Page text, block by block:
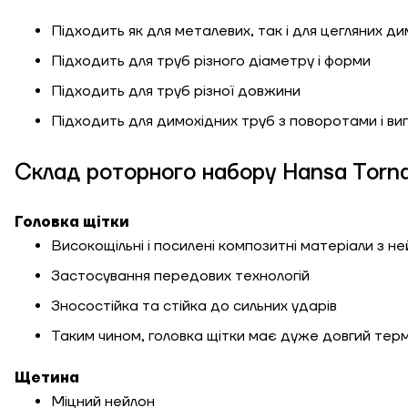
Підходить як для металевих, так і для цегляних
Підходить для труб різного діаметру і форми
Підходить для труб різної довжини
Підходить для димохідних труб з поворотами і
Склад роторного набору Hansa
Головка щітки
Високощільні і посилені композитні матеріали з
Застосування передових технологій
Зносостійка та стійка до сильних ударів
Таким чином, головка щітки має дуже довгий
Щетина
Міцний нейлон
Вт/м кв
потужність, кВт